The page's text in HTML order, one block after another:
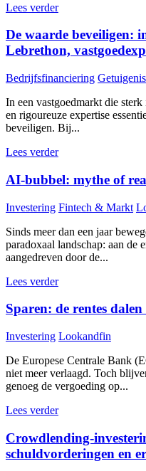
Lees verder
De waarde beveiligen:
Lebrethon,
Bedrijfsfinanciering Getuigenis
In een vastgoedmarkt die
en rigoureuze expertise
beveiligen. Bij...
Lees verder
AI-bubbel: mythe of
Investering Fintech & Markt
Sinds meer dan een jaar
paradoxaal landschap: aan de
aangedreven door de...
Lees verder
Sparen: de rentes
Investering Lookandfin
De Europese Centrale Bank
niet meer verlaagd. Toch
genoeg de vergoeding op...
Lees verder
Crowdlending-
schuldvorderingen en